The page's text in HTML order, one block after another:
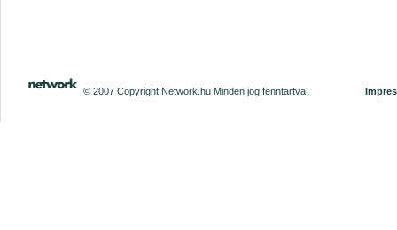
© 2007 Copyright Network.hu Minden jog fenntartva.